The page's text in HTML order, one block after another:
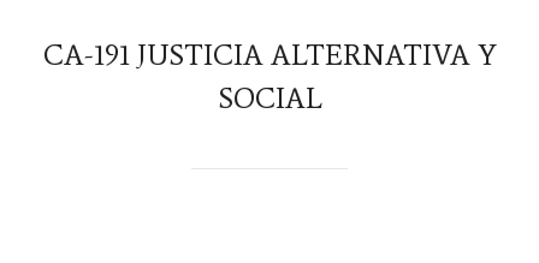
CA-191 JUSTICIA ALTERNATIVA Y
SOCIAL